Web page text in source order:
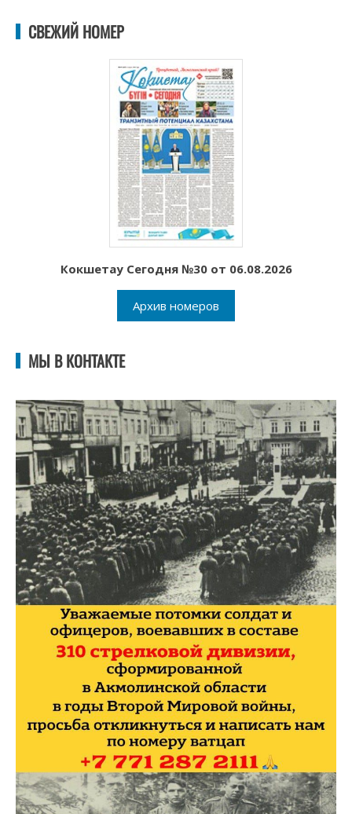
СВЕЖИЙ НОМЕР
Кокшетау Сегодня №30 от 06.08.2026
Архив номеров
МЫ В КОНТАКТЕ